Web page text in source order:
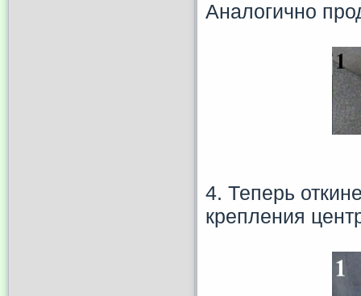
Аналогично
4. Теперь
крепления